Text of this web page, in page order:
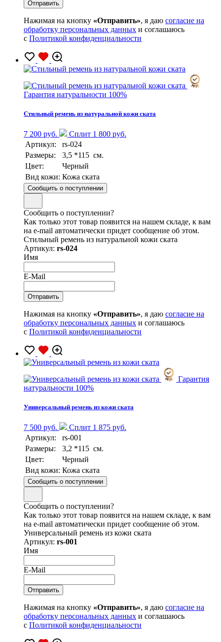
Нажимая на кнопку «Отправить», я даю согласие на
обработку персональных данных и соглашаюсь
с Политикой конфиденциальности
Гарантия натуральности 100%
Стильный ремень из натуральной кожи ската
7 200 руб.
Сплит 1 800 руб.
Артикул:
rs-024
Размеры:
3,5 *115 см.
Цвет:
Черный
Вид кожи: Кожа ската
Сообщить о поступлении
Сообщить о поступлении?
Как только этот товар появится на нашем складе, к вам
на e-mail автоматически придет сообщение об этом.
Стильный ремень из натуральной кожи ската
Артикул: rs-024
Имя
E-Mail
Нажимая на кнопку «Отправить», я даю согласие на
обработку персональных данных и соглашаюсь
с Политикой конфиденциальности
Гарантия
натуральности 100%
Универсальный ремень из кожи ската
7 500 руб.
Сплит 1 875 руб.
Артикул:
rs-001
Размеры:
3,2 *115 см.
Цвет:
Черный
Вид кожи: Кожа ската
Сообщить о поступлении
Сообщить о поступлении?
Как только этот товар появится на нашем складе, к вам
на e-mail автоматически придет сообщение об этом.
Универсальный ремень из кожи ската
Артикул: rs-001
Имя
E-Mail
Нажимая на кнопку «Отправить», я даю согласие на
обработку персональных данных и соглашаюсь
с Политикой конфиденциальности